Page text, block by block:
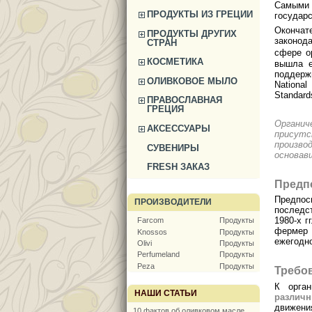
ПРОДУКТЫ ИЗ ГРЕЦИИ
ПРОДУКТЫ ДРУГИХ
СТРАН
КОСМЕТИКА
ОЛИВКОВОЕ МЫЛО
ПРАВОСЛАВНАЯ
ГРЕЦИЯ
АКСЕССУАРЫ
СУВЕНИРЫ
FRESH ЗАКАЗ
ПРОИЗВОДИТЕЛИ
Farcom
Продукты
Knossos
Продукты
Olivi
Продукты
Perfumeland
Продукты
Peza
Продукты
НАШИ СТАТЬИ
сфере
вышла
1980-х
фермер
К